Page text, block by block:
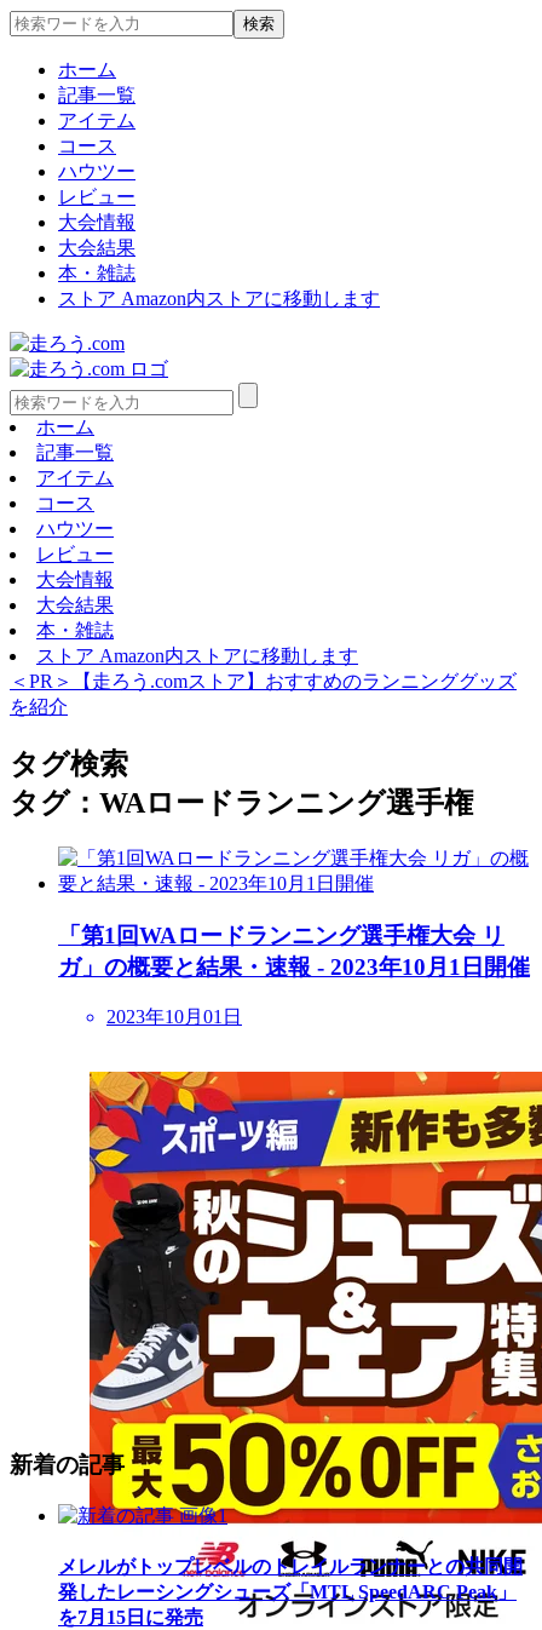
ホーム
記事一覧
アイテム
コース
ハウツー
レビュー
大会情報
大会結果
本・雑誌
ストア Amazon内ストアに移動します
ホーム
記事一覧
アイテム
コース
ハウツー
レビュー
大会情報
大会結果
本・雑誌
ストア Amazon内ストアに移動します
＜PR＞【走ろう.comストア】おすすめのランニンググッズ
を紹介
タグ検索
タグ：WAロードランニング選手権
「第1回WAロードランニング選手権大会 リ
ガ」の概要と結果・速報 - 2023年10月1日開催
2023年10月01日
新着の記事
メレルがトップレベルのトレイルランナーとの共同開
発したレーシングシューズ「MTL SpeedARC Peak」
を7月15日に発売